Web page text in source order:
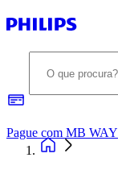
Pague com MB WAY